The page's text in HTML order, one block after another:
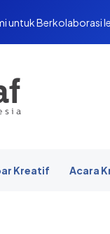
untuk Berkolaborasi
Kreatif Acara